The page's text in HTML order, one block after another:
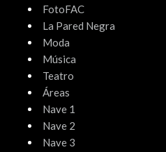
FotoFAC
La Pared Negra
Moda
Música
Teatro
Áreas
Nave 1
Nave 2
Nave 3